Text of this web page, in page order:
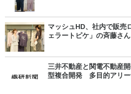
マッシュHD、社内で販
ェラートピケ」の斉藤さん
三井不動産と関電不動産
型複合開発 多目的アリ